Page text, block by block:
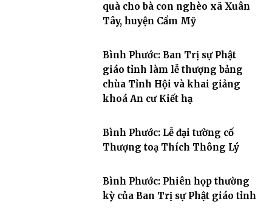
quà cho bà con nghèo xã Xuân
Tây, huyện Cẩm Mỹ
Bình Phước: Ban Trị sự Phật
giáo tỉnh làm lễ thượng bảng
chùa Tỉnh Hội và khai giảng
khoá An cư Kiết hạ
Bình Phước: Lễ đại tường cố
Thượng toạ Thích Thông Lý
Bình Phước: Phiên họp thường
kỳ của Ban Trị sự Phật giáo tỉnh